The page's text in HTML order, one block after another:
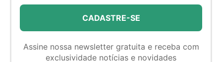
Assine nossa newsletter gratuita e receba com
exclusividade notícias e novidades